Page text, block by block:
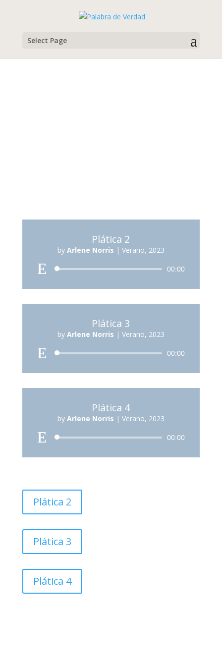
Select Page
Plática 2
by Arlene Norris | Verano, 2023
Reproductor
audio
00:00
Plática 3
by Arlene Norris | Verano, 2023
Reproductor
audio
00:00
Plática 4
by Arlene Norris | Verano, 2023
Reproductor
audio
00:00
Plática 2
Plática 3
Plática 4